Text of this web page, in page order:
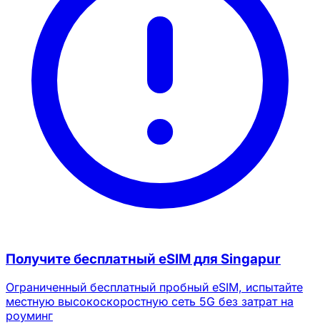
Получите бесплатный eSIM для Singapur
Ограниченный бесплатный пробный eSIM, испытайте
местную высокоскоростную сеть 5G без затрат на
роуминг